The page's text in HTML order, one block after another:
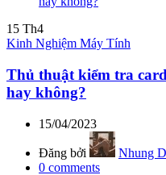
15 Th4
Kinh Nghiệm Máy Tính
Thủ thuật kiểm tra
hay không?
15/04/2023
Đăng bởi
Nhung
0 comments